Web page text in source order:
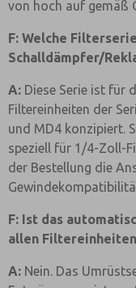
von hoch auf gemäß
F: Welche
Schalldämpfer/
A: Diese Serie ist für
Filtereinheiten der
und MD4 konzipiert.
speziell für 1/4-Zoll-
der Bestellung die
F: Ist das
allen
A: Nein. Das